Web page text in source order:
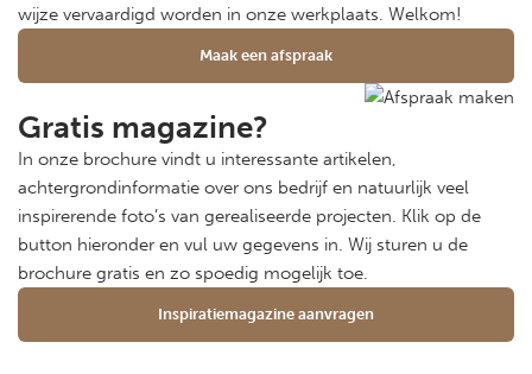
wijze vervaardigd worden in onze werkplaats. Welkom!
Maak een afspraak
Gratis magazine?
In onze brochure vindt u interessante artikelen,
achtergrondinformatie over ons bedrijf en natuurlijk veel
inspirerende foto’s van gerealiseerde projecten. Klik op de
button hieronder en vul uw gegevens in. Wij sturen u de
brochure gratis en zo spoedig mogelijk toe.
Inspiratiemagazine aanvragen